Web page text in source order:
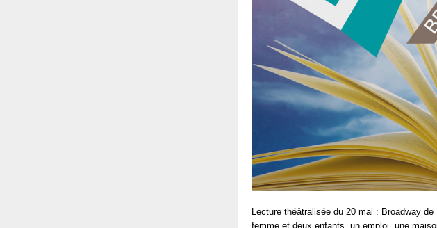
Lecture théâtralisée du 20 mai : Broadway
femme et deux enfants, un emploi, une